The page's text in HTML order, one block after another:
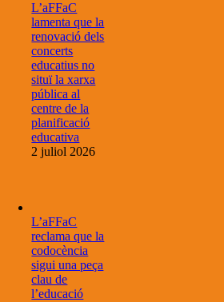
L’aFFaC
lamenta que la
renovació dels
concerts
educatius no
situï la xarxa
pública al
centre de la
planificació
educativa
2 juliol 2026
L’aFFaC
reclama que la
codocència
sigui una peça
clau de
l’educació